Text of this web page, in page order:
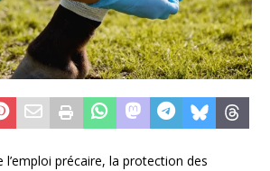
l’emploi précaire, la protection des